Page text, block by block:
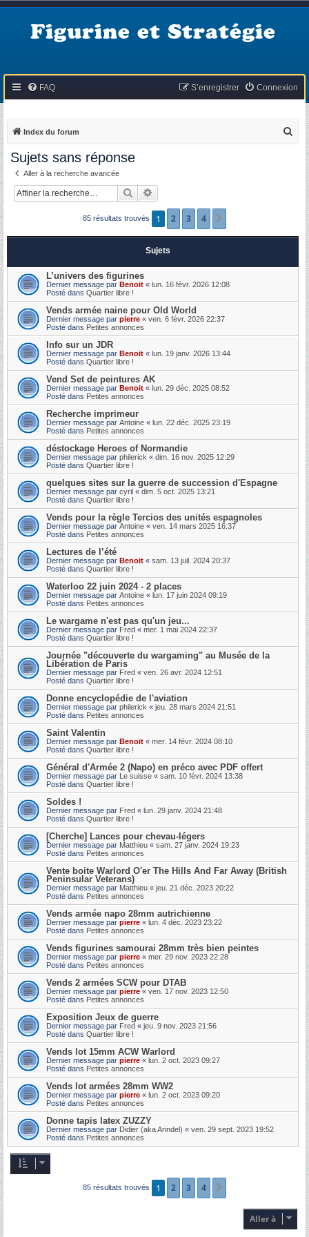
Figurine et Stratégie
FAQ Connexion
S’enregistrer
Index du forum
Sujets sans réponse
Aller à la recherche avancée
Rechercher
85 résultats trouvés 1 2 3 4
Sujets
L’univers des figurines
Dernier message par Benoit « lun. 16 févr. 2026 12:08
Posté dans Quartier libre !
Vends armée naine pour Old World
Dernier message par pierre « ven. 6 févr. 2026 22:37
Posté dans Petites annonces
Info sur un JDR
Dernier message par Benoit « lun. 19 janv. 2026 13:44
Posté dans Quartier libre !
Vend Set de peintures AK
Dernier message par Benoit « lun. 29 déc. 2025 08:52
Posté dans Petites annonces
Recherche imprimeur
Dernier message par Antoine « lun. 22 déc. 2025 23:19
Posté dans Petites annonces
déstockage Heroes of Normandie
Dernier message par philerick « dim. 16 nov. 2025 12:29
Posté dans Quartier libre !
quelques sites sur la guerre de succession d'Espagne
Dernier message par cyril « dim. 5 oct. 2025 13:21
Posté dans Quartier libre !
Vends pour la règle Tercios des unités espagnoles
Dernier message par Antoine « ven. 14 mars 2025 16:37
Posté dans Petites annonces
Lectures de l’été
Dernier message par Benoit « sam. 13 juil. 2024 20:37
Posté dans Quartier libre !
Waterloo 22 juin 2024 - 2 places
Dernier message par Antoine « lun. 17 juin 2024 09:19
Posté dans Petites annonces
Le wargame n'est pas qu'un jeu...
Dernier message par Fred « mer. 1 mai 2024 22:37
Posté dans Quartier libre !
Journée "découverte du wargaming" au Musée de la
Libération de Paris
Dernier message par Fred « ven. 26 avr. 2024 12:51
Posté dans Quartier libre !
Donne encyclopédie de l'aviation
Dernier message par philerick « jeu. 28 mars 2024 21:51
Posté dans Petites annonces
Saint Valentin
Dernier message par Benoit « mer. 14 févr. 2024 08:10
Posté dans Quartier libre !
Général d'Armée 2 (Napo) en préco avec PDF offert
Dernier message par Le suisse « sam. 10 févr. 2024 13:38
Posté dans Quartier libre !
Soldes !
Dernier message par Fred « lun. 29 janv. 2024 21:48
Posté dans Quartier libre !
[Cherche] Lances pour chevau-légers
Dernier message par Matthieu « sam. 27 janv. 2024 19:23
Posté dans Petites annonces
Vente boite Warlord O'er The Hills And Far Away (British
Peninsular Veterans)
Dernier message par Matthieu « jeu. 21 déc. 2023 20:22
Posté dans Petites annonces
Vends armée napo 28mm autrichienne
Dernier message par pierre « lun. 4 déc. 2023 23:22
Posté dans Petites annonces
Vends figurines samourai 28mm très bien peintes
Dernier message par pierre « mer. 29 nov. 2023 22:28
Posté dans Petites annonces
Vends 2 armées SCW pour DTAB
Dernier message par pierre « ven. 17 nov. 2023 12:50
Posté dans Petites annonces
Exposition Jeux de guerre
Dernier message par Fred « jeu. 9 nov. 2023 21:56
Posté dans Quartier libre !
Vends lot 15mm ACW Warlord
Dernier message par pierre « lun. 2 oct. 2023 09:27
Posté dans Petites annonces
Vends lot armées 28mm WW2
Dernier message par pierre « lun. 2 oct. 2023 09:20
Posté dans Petites annonces
Donne tapis latex ZUZZY
Dernier message par Didier (aka Arindel) « ven. 29 sept. 2023 19:52
Posté dans Petites annonces
85 résultats trouvés 1 2 3 4
Aller à